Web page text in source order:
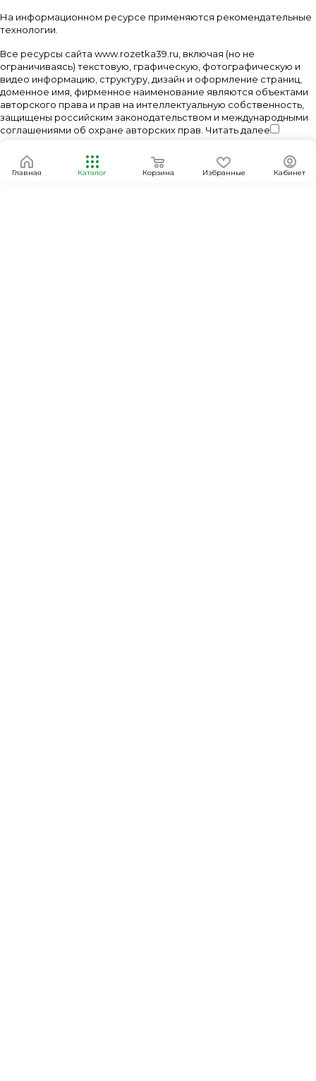
На информационном ресурсе применяются рекомендательные
технологии
Все ресурсы сайта www.rozetka39.ru, включая (но не
ограничиваясь) текстовую, графическую, фотографическую и
видео информацию, структуру, дизайн и оформление страниц,
доменное имя, фирменное наименование являются объектами
авторского права и прав на интеллектуальную собственность,
защищены российским законодательством и международными
соглашениями об охране авторских прав. Читать далее
Главная Каталог Корзина Избранные Кабинет